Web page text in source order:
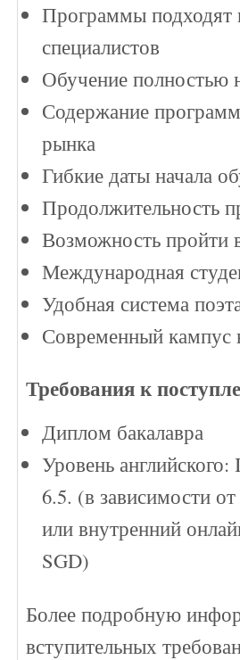
Программы подходят
специалистов
Обучение полностью
Содержание
рынка
Гибкие даты начала
Продолжительность
Возможность пройти
Международная
Удобная система
Современный кампус
Требования к
Диплом бакалавра
Уровень
6.5. (в зависимости
или внутренний
SGD)
Более подробную
вступительных